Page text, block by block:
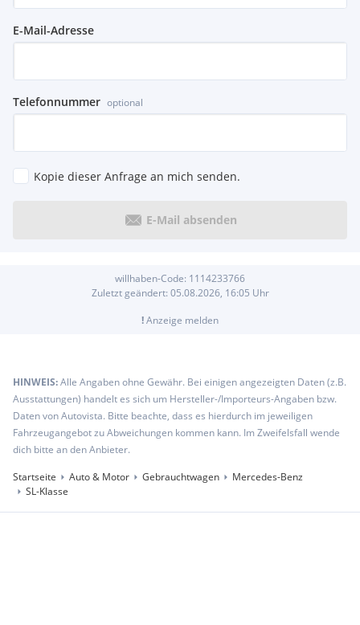
E-Mail-Adresse
Telefonnummer optional
Kopie dieser Anfrage an mich senden.
E-Mail absenden
willhaben-Code: 1114233766
Zuletzt geändert: 05.08.2026, 16:05 Uhr
!Anzeige melden
HINWEIS:Alle Angaben ohne Gewähr. Bei einigen angezeigten Daten (z.B.
Ausstattungen) handelt es sich um Hersteller-/Importeurs-Angaben bzw.
Daten von Autovista. Bitte beachte, dass es hierdurch im jeweiligen
Fahrzeugangebot zu Abweichungen kommen kann. Im Zweifelsfall wende
dich bitte an den Anbieter.
Startseite
Auto & Motor Gebrauchtwagen
Mercedes-Benz
SL-Klasse